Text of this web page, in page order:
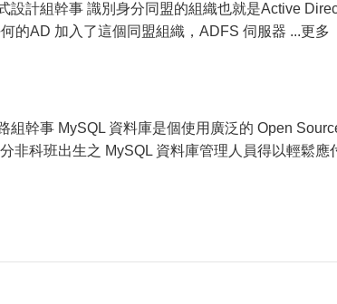
設計組幹事 識別身分同盟的組織也就是Active
的AD 加入了這個同盟組織，ADFS 伺服器 ...更多
幹事 MySQL 資料庫是個使用廣泛的 Open
非科班出生之 MySQL 資料庫管理人員得以輕鬆